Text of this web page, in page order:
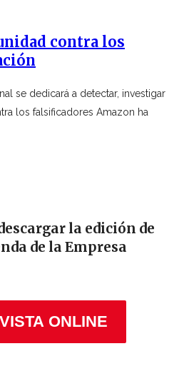
contra los
se dedicará a detectar, investigar
los falsificadores Amazon ha
la edición de
de la Empresa
ONLINE